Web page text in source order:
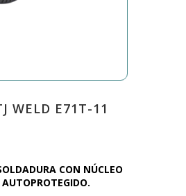
WELD E71T-11
CON NÚCLEO